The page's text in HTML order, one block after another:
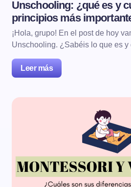
Unschooling: ¿qué es y
principios más
¡Hola, grupo! En el post de hoy
Unschooling. ¿Sabéis lo que es y
Leer más